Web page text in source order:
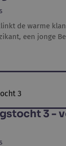
de warme
een jonge
3 -